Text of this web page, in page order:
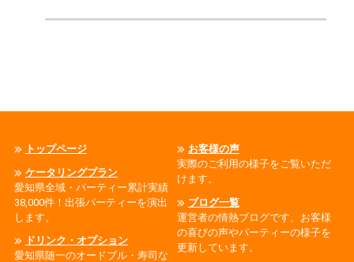
トップページ
ケータリングプラン
愛知県全域・パーティー累計実績
38,000件！出張パーティーを演出
します。
ドリンク・オプション
愛知県随一のオードブル・寿司な
お客様の声
実際のご利用の様子をご覧いただ
けます。
ブログ一覧
運営者の情熱ブログです、お客様
の喜びの声やパーティーの様子を
更新しています。